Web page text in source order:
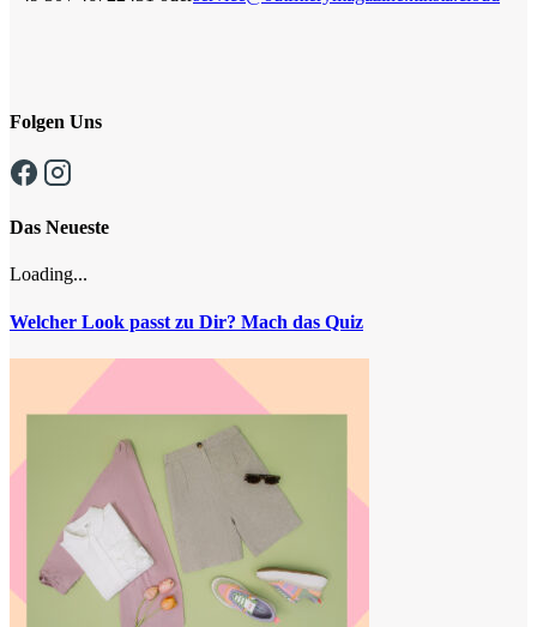
Folgen Uns
Das Neueste
Loading...
Welcher Look passt zu Dir? Mach das Quiz